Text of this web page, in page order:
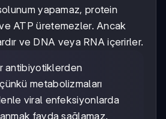
yapamaz, protein
ATP üretemezler. Ancak
ve DNA veya RNA içerirler.
antibiyotiklerden
metabolizmaları
viral enfeksiyonlarda
fayda sağlamaz.